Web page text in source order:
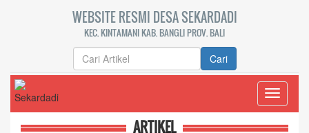
WEBSITE RESMI DESA SEKARDADI
KEC. KINTAMANI KAB. BANGLI PROV. BALI
Cari
Toggle
ARTIKEL